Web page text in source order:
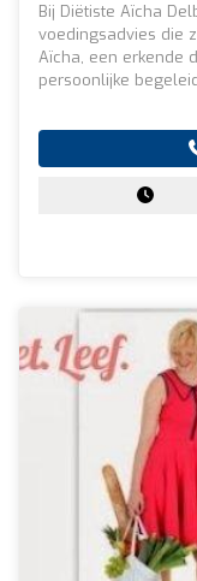
Bij Diëtiste Aïcha
voedingsadvies die
Aïcha, een erkende
persoonlijke